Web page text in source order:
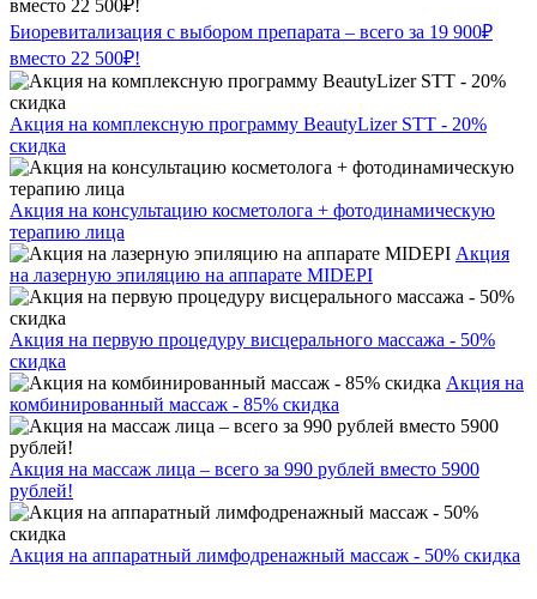
Биоревитализация с выбором препарата – всего за 19 900₽
вместо 22 500₽!
Акция на комплексную программу BeautyLizer STT - 20%
скидка
Акция на консультацию косметолога + фотодинамическую
терапию лица
Акция
на лазерную эпиляцию на аппарате MIDEPI
Акция на первую процедуру висцерального массажа - 50%
скидка
Акция на
комбинированный массаж - 85% скидка
Акция на массаж лица – всего за 990 рублей вместо 5900
рублей!
Акция на аппаратный лимфодренажный массаж - 50% скидка